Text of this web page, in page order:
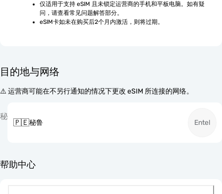
仅适用于支持 eSIM 且未锁定运营商的手机和平板电脑。如有疑
问，请查看常见问题解答部分。
eSIM卡如未在购买后2个月内激活，则将过期。
目的地与网络
⚠️ 运营商可能在不另行通知的情况下更改 eSIM 所连接的网络。
秘
🇵🇪秘鲁 Entel
帮助中心